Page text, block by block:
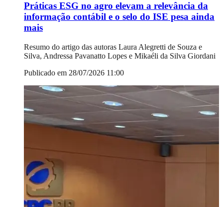
Práticas ESG no agro elevam a relevância da
informação contábil e o selo do ISE pesa ainda
mais
Resumo do artigo das autoras Laura Alegretti de Souza e
Silva, Andressa Pavanatto Lopes e Mikaéli da Silva Giordani
Publicado em 28/07/2026 11:00